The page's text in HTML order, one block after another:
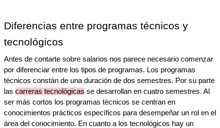
Diferencias entre programas técnicos y
tecnológicos
Antes de contarte sobre salarios nos parece necesario comenzar
por diferenciar entre los tipos de programas. Los programas
técnicos constán de una duración de dos semestres. Por su parte
las carreras tecnológicas se desarrollan en cuatro semestres. Al
ser más cortos los programas técnicos se centran en
conocimientos prácticos específicos para desempeñar un rol en el
área del conocimiento. En cuanto a los tecnológicos hay un